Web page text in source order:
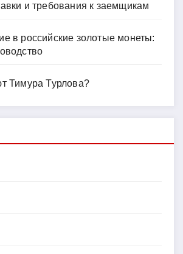
и требования к заемщикам
в российские золотые монеты:
Тимура Турлова?